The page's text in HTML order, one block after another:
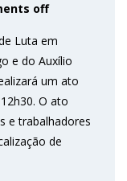
off
Luta em
e do Auxílio
um ato
O ato
e trabalhadores
de